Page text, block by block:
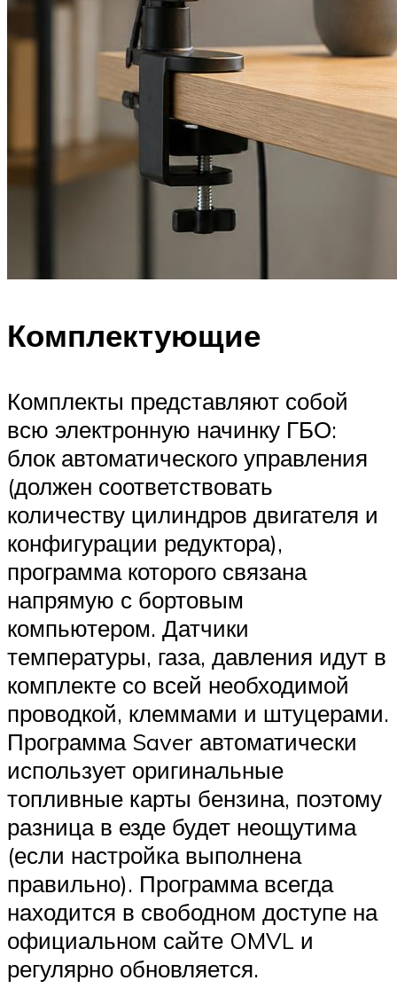
Комплектующие
Комплекты представляют собой
всю электронную начинку ГБО:
блок автоматического управления
(должен соответствовать
количеству цилиндров двигателя и
конфигурации редуктора),
программа которого связана
напрямую с бортовым
компьютером. Датчики
температуры, газа, давления идут в
комплекте со всей необходимой
проводкой, клеммами и штуцерами.
Программа Saver автоматически
использует оригинальные
топливные карты бензина, поэтому
разница в езде будет неощутима
(если настройка выполнена
правильно). Программа всегда
находится в свободном доступе на
официальном сайте OMVL и
регулярно обновляется.